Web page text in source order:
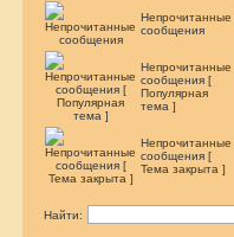
Непрочитанные
сообщения
Непрочитанные
сообщения [
Популярная
тема ]
Непрочитанные
сообщения [
Тема закрыта ]
Найти: